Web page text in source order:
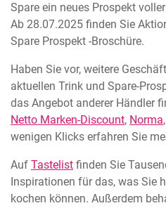
Spare ein neues Prospekt
Ab 28.07.2025 finden Sie
Spare Prospekt -Broschüre.
Haben Sie vor, weitere
aktuellen Trink und Spare-
das Angebot anderer Händler
Netto Marken-Discount, Norma,
wenigen Klicks erfahren Sie
Auf Tastelist finden Sie
Inspirationen für das, was Sie
kochen können. Außerdem